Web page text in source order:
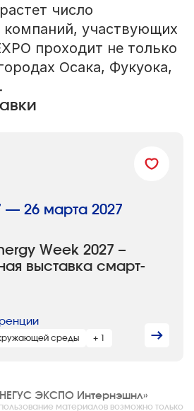
число
компаний, участвующих
проходит не только
Осака, Фукуока,
Week 2027 –
выставка смарт-
— 26 марта 2027
среды + 1
ЭКСПО Интернэшнл»
материалов возможно только